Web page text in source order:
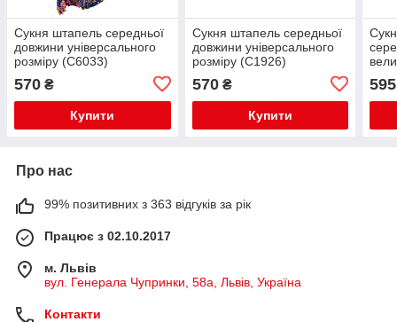
Сукня штапель середньої
довжини універсального
розміру (C6033)
570 ₴
Купити
Сукня штапель середньої
довжини універсального
розміру (C1926)
570₴
Купити
595
Про нас
99% позитивних з 363 відгуків за рік
Працює з 02.10.2017
м. Львів
вул. Генерала Чупринки, 58а, Львів, Україна
Контакти